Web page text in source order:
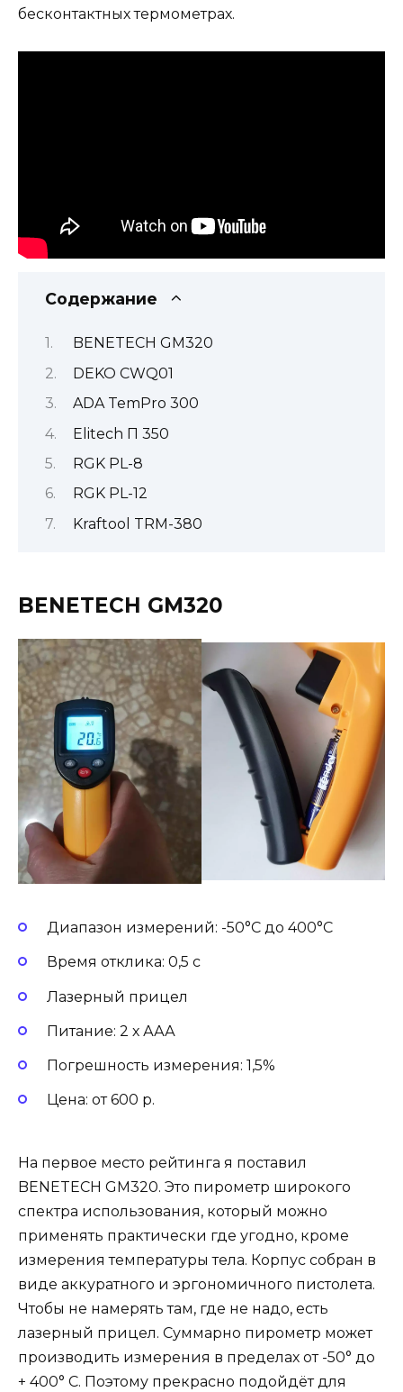
бесконтактных термометрах.
Содержание
BENETECH GM320
DEKO CWQ01
ADA TemPro 300
Elitech П 350
RGK PL-8
RGK PL-12
Kraftool TRM-380
BENETECH GM320
Диапазон измерений: -50°С до 400°С
Время отклика: 0,5 с
Лазерный прицел
Питание: 2 х ААА
Погрешность измерения: 1,5%
Цена: от 600 р.
На первое место рейтинга я поставил
BENETECH GM320. Это пирометр широкого
спектра использования, который можно
применять практически где угодно, кроме
измерения температуры тела. Корпус собран в
виде аккуратного и эргономичного пистолета.
Чтобы не намерять там, где не надо, есть
лазерный прицел. Суммарно пирометр может
производить измерения в пределах от -50° до
+ 400° С. Поэтому прекрасно подойдёт для